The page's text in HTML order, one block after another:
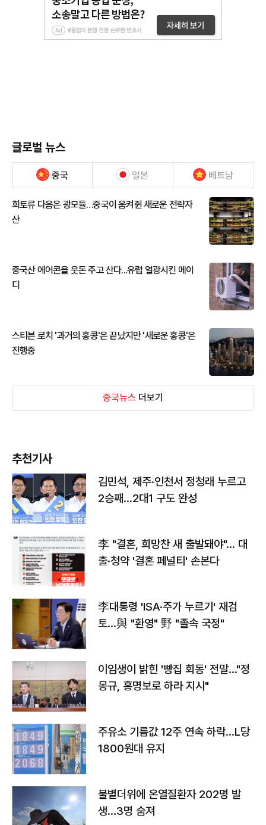
글로벌 뉴스
중국 일본 베트남
희토류 다음은 광모듈…중국이 움켜쥔 새로운 전략자
산
중국산 에어콘을 웃돈 주고 산다...유럽 열광시킨 메이
디
스티븐 로치 '과거의 홍콩'은 끝났지만 '새로운 홍콩'은
진행중
중국뉴스 더보기
추천기사
김민석, 제주·인천서 정청래 누르고
2승째…2대1 구도 완성
李 "결혼, 희망찬 새 출발돼야"… 대
출·청약 '결혼 페널티' 손본다
李대통령 'ISA·주가 누르기' 재검
토…與 "환영" 野 "졸속 국정"
이임생이 밝힌 '빵집 회동' 전말…"정
몽규, 홍명보로 하라 지시"
주유소 기름값 12주 연속 하락…L당
1800원대 유지
불볕더위에 온열질환자 202명 발
생…3명 숨져